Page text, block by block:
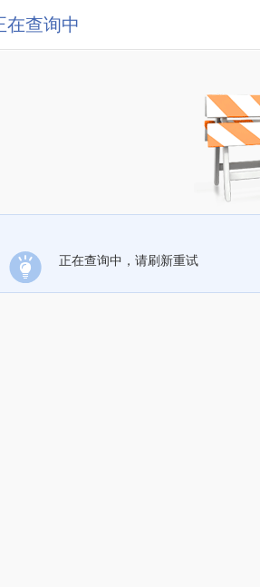
在查询中
正在查询中，请刷新重试